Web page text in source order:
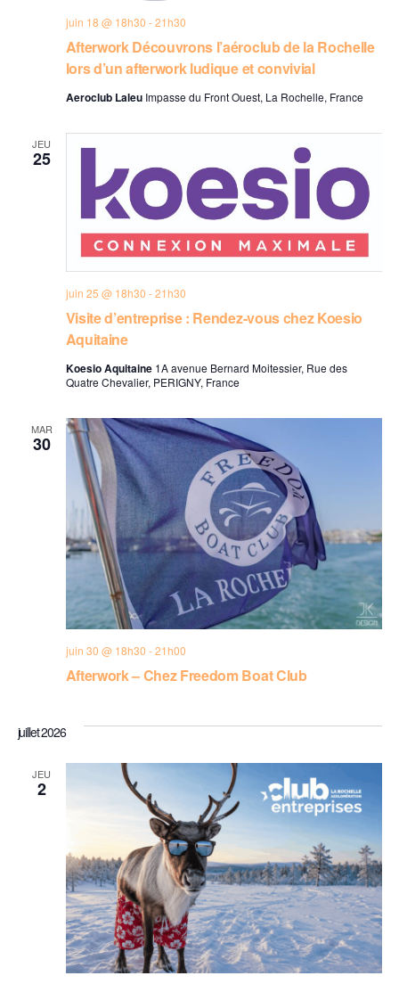
Afterwork Découvrons l’aéroclub de la Rochelle
lors d’un afterwork ludique et convivial
juin 18 @ 18h30 -21h30
Aeroclub Laleu Impasse du Front Ouest, La Rochelle, France
JEU
25
Visite d’entreprise : Rendez-vous chez Koesio
Aquitaine
juin 25 @ 18h30 -21h30
Koesio Aquitaine 1A avenue Bernard Moitessier, Rue des
Quatre Chevalier, PERIGNY, France
MAR
30
Afterwork – Chez Freedom Boat Club
juin 30 @ 18h30 -21h00
juillet 2026
JEU
2